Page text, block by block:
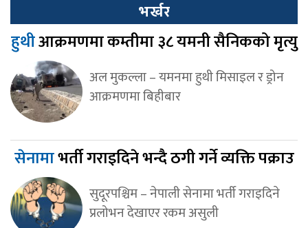
भर्खर
हुथीआक्रमणमा कम्तीमा ३८ यमनी सैनिकको मृत्यु
अल मुकल्ला – यमनमा हुथी मिसाइल र ड्रोन
आक्रमणमा बिहीबार
सेनामाभर्ती गराइदिने भन्दै ठगी गर्ने व्यक्ति पक्राउ
सुदूरपश्चिम – नेपाली सेनामा भर्ती गराइदिने
प्रलोभन देखाएर रकम असुली